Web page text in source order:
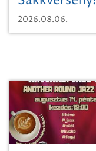
2026.08.06.